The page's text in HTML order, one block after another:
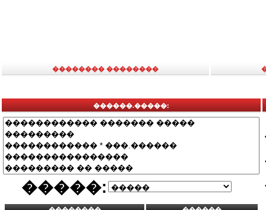
�������� ��������
������.�����:
�����: